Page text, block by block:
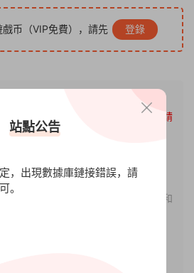
戲币（VIP免費），請先 登錄
，轉載請
它媒體，但并不代表本站贊同其觀點和
其他商業活動，請您購買正版授權
站點公告
，出現數據庫鏈接錯誤，請
。